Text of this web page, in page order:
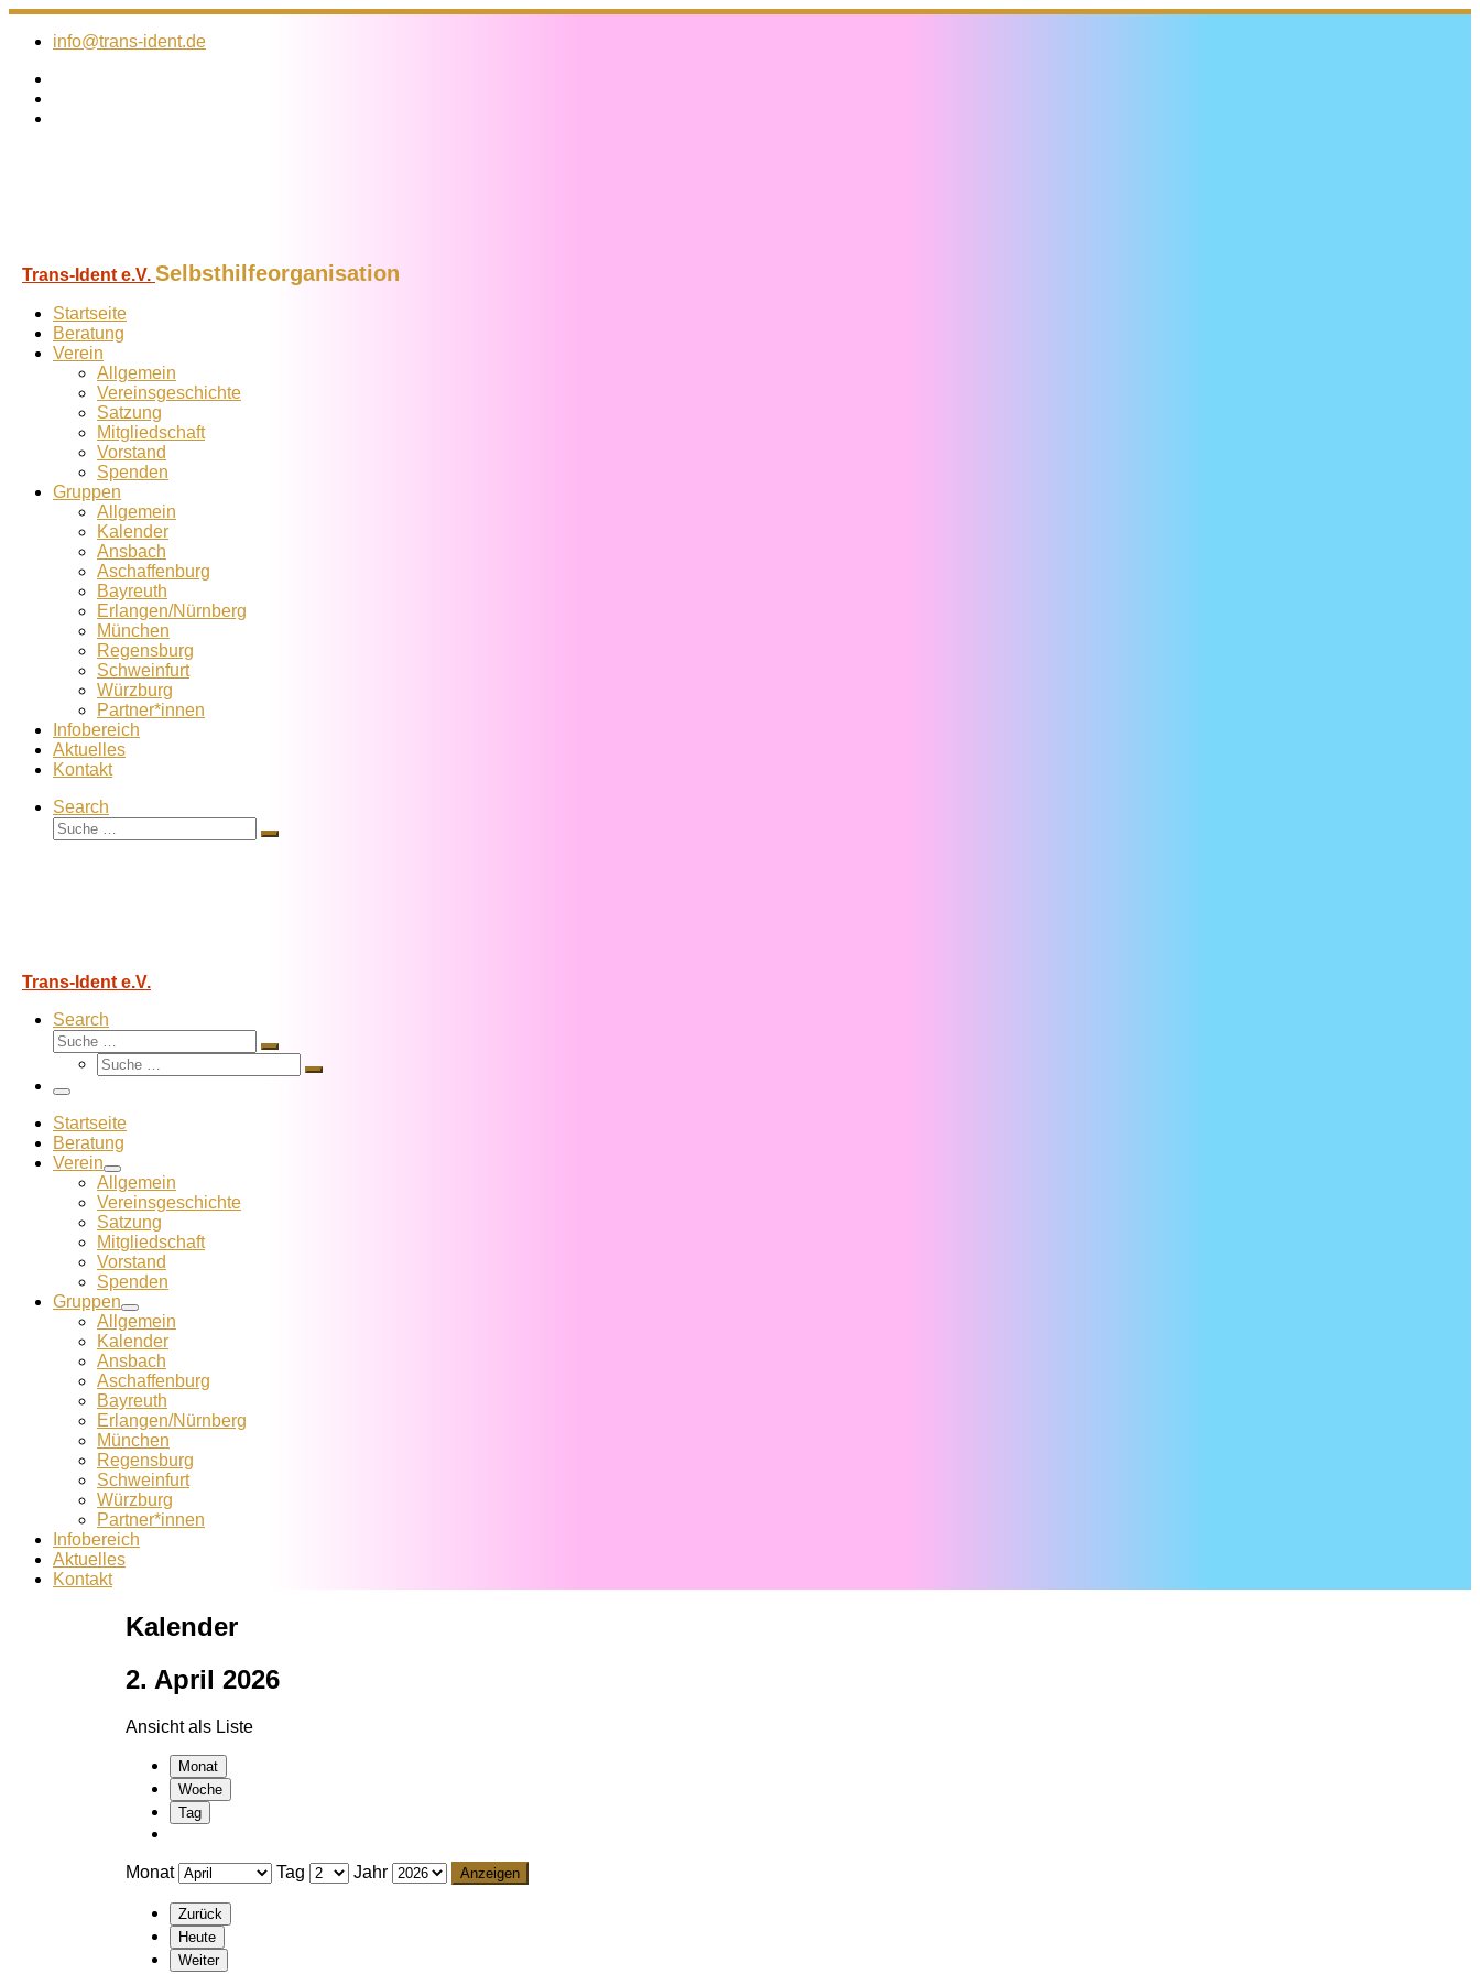
Zum
Inhalt
info@trans-ident.de
Trans-Ident e.V. Selbsthilfeorganisation
Startseite
Beratung
Verein
Allgemein
Vereins­geschichte
Satzung
Mitglied­schaft
Vorstand
Spenden
Gruppen
Allgemein
Kalender
Ansbach
Aschaffenburg
Bayreuth
Erlangen/Nürnberg
München
Regensburg
Schweinfurt
Würzburg
Partner*innen
Infobereich
Aktuelles
Kontakt
Search
Suche
Suche
Trans-Ident e.V.
Search
Suche
Suche
Suche
Suche
Menü
Startseite
Beratung
Verein
Allgemein
Vereins­geschichte
Satzung
Mitglied­schaft
Vorstand
Spenden
Gruppen
Allgemein
Kalender
Ansbach
Aschaffenburg
Bayreuth
Erlangen/Nürnberg
München
Regensburg
Schweinfurt
Würzburg
Partner*innen
Infobereich
Aktuelles
Kontakt
Kalender
2. April 2026
Ansicht als Liste
Monat
Woche
Tag
Monat Tag Jahr
Zurück
Heute
Weiter